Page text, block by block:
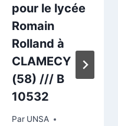
pour le lycée
Romain
Rolland à
CLAMECY
(58) /// B
10532
Par UNSA